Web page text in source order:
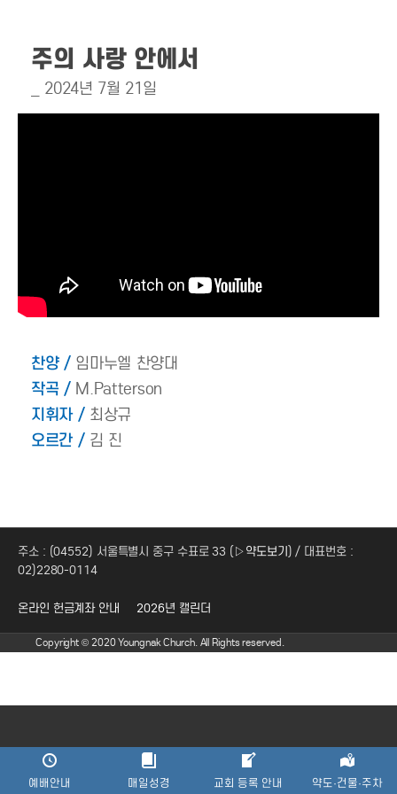
주의 사랑 안에서
_ 2024년 7월 21일
찬양 /임마누엘 찬양대
작곡 /M.Patterson
지휘자 /최상규
오르간 /김 진
주소 : (04552) 서울특별시 중구 수표로 33 (▷약도보기 ) / 대표번호 :
02)2280-0114
온라인 헌금계좌 안내 2026년 캘린더
Copyright © 2020 Youngnak Church. All Rights reserved.
예배안내 매일성경 교회 등록 안내 약도·건물·주차